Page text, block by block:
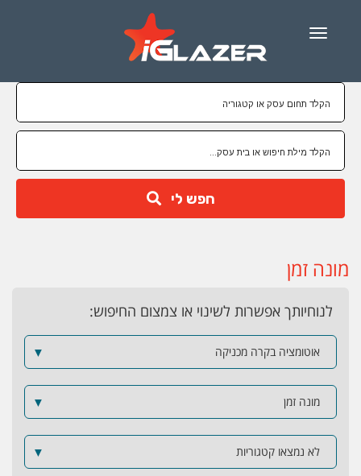
Menu
חפש לי
מונה זמן
לנוחיותך אפשרות לשינוי או צמצום החיפוש:
אוטומציה בקרה מכניקה ▼
מונה זמן ▼
לא נמצאו קטגוריות ▼